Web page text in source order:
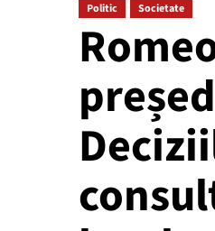
Politic Societate